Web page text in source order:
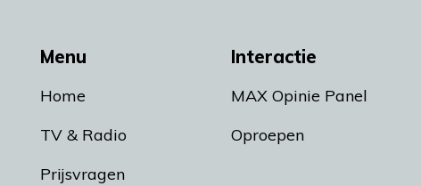
Menu
Home
TV & Radio
Prijsvragen
Interactie
MAX Opinie Panel
Oproepen